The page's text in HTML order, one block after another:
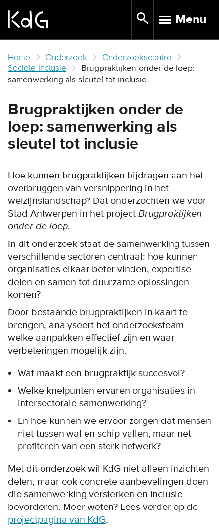
main
TOGGLE
Menu
Home Onderzoek
Onderzoekscentra
Sociale Inclusie
Brugpraktijken onder de loep:
samenwerking als sleutel tot inclusie
Brugpraktijken onder de
loep: samenwerking als
sleutel tot inclusie
Hoe kunnen brugpraktijken bijdragen aan het
overbruggen van versnippering in het
welzijnslandschap? Dat onderzochten we voor
Stad Antwerpen in het project Brugpraktijken
onder de loep.
In dit onderzoek staat de samenwerking tussen
verschillende sectoren centraal: hoe kunnen
organisaties elkaar beter vinden, expertise
delen en samen tot duurzame oplossingen
komen?
Door bestaande brugpraktijken in kaart te
brengen, analyseert het onderzoeksteam
welke aanpakken effectief zijn en waar
verbeteringen mogelijk zijn.
Wat maakt een brugpraktijk succesvol?
Welke knelpunten ervaren organisaties in
intersectorale samenwerking?
En hoe kunnen we ervoor zorgen dat mensen
niet tussen wal en schip vallen, maar net
profiteren van een sterk netwerk?
Met dit onderzoek wil KdG niet alleen inzichten
delen, maar ook concrete aanbevelingen doen
die samenwerking versterken en inclusie
bevorderen. Meer weten? Lees verder op de
projectpagina van KdG.